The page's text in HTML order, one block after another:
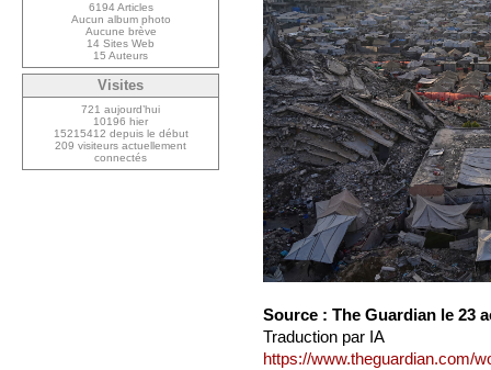
Source : The Guardian le 23
Traduction par IA
https://www.theguardian.com/
6194 Articles
Aucun album photo
Aucune brève
14 Sites Web
15 Auteurs
Visites
721 aujourd’hui
10196 hier
15215412 depuis le début
209 visiteurs actuellement
connectés